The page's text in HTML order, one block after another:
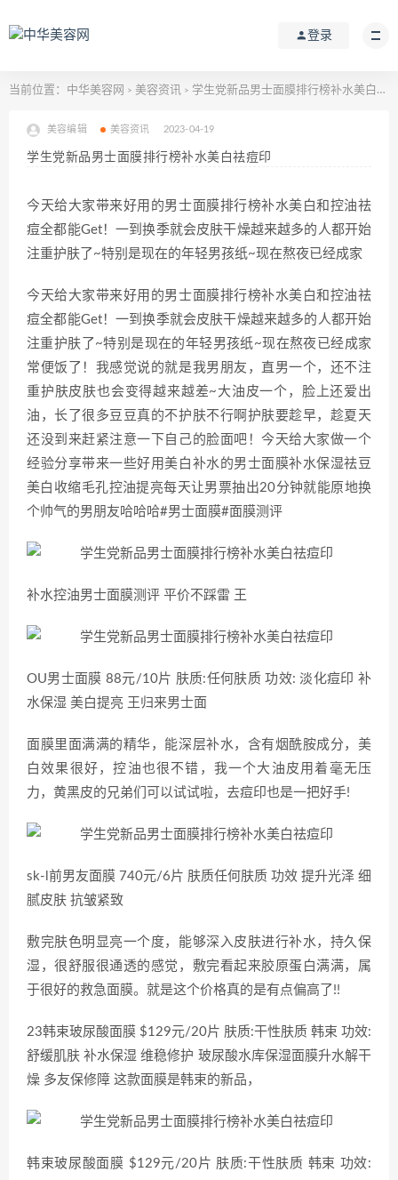
登录
当前位置： 中华美容网 > 美容资讯 > 学生党新品男士面膜排行榜补水美白祛痘印
美容编辑 美容资讯 2023-04-19
学生党新品男士面膜排行榜补水美白祛痘印
今天给大家带来好用的男士面膜排行榜补水美白和控油祛
痘全都能Get！一到换季就会皮肤干燥越来越多的人都开始
注重护肤了~特别是现在的年轻男孩纸~现在熬夜已经成家
今天给大家带来好用的男士面膜排行榜补水美白和控油祛
痘全都能Get！一到换季就会皮肤干燥越来越多的人都开始
注重护肤了~特别是现在的年轻男孩纸~现在熬夜已经成家
常便饭了！我感觉说的就是我男朋友，直男一个，还不注
重护肤皮肤也会变得越来越差~大油皮一个，脸上还爱出
油，长了很多豆豆真的不护肤不行啊护肤要趁早，趁夏天
还没到来赶紧注意一下自己的脸面吧！今天给大家做一个
经验分享带来一些好用美白补水的男士面膜补水保湿祛豆
美白收缩毛孔控油提亮每天让男票抽出20分钟就能原地换
个帅气的男朋友哈哈哈#男士面膜#面膜测评
补水控油男士面膜测评 平价不踩雷 王
OU男士面膜 88元/10片 肤质:任何肤质 功效: 淡化痘印 补
水保湿 美白提亮 王归来男士面
面膜里面满满的精华，能深层补水，含有烟酰胺成分，美
白效果很好，控油也很不错，我一个大油皮用着毫无压
力，黄黑皮的兄弟们可以试试啦，去痘印也是一把好手!
sk-l前男友面膜 740元/6片 肤质任何肤质 功效 提升光泽 细
腻皮肤 抗皱紧致
敷完肤色明显亮一个度，能够深入皮肤进行补水，持久保
湿，很舒服很通透的感觉，敷完看起来胶原蛋白满满，属
于很好的救急面膜。就是这个价格真的是有点偏高了!!
23韩束玻尿酸面膜 $129元/20片 肤质:干性肤质 韩束 功效:
舒缓肌肤 补水保湿 维稳修护 玻尿酸水库保湿面膜升水解干
燥 多友保修障 这款面膜是韩束的新品，
韩束玻尿酸面膜 $129元/20片 肤质:干性肤质 韩束 功效: